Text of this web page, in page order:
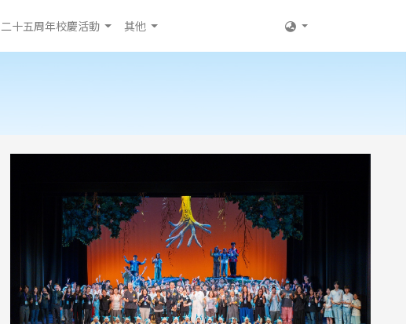
二十五周年校慶活動 其他